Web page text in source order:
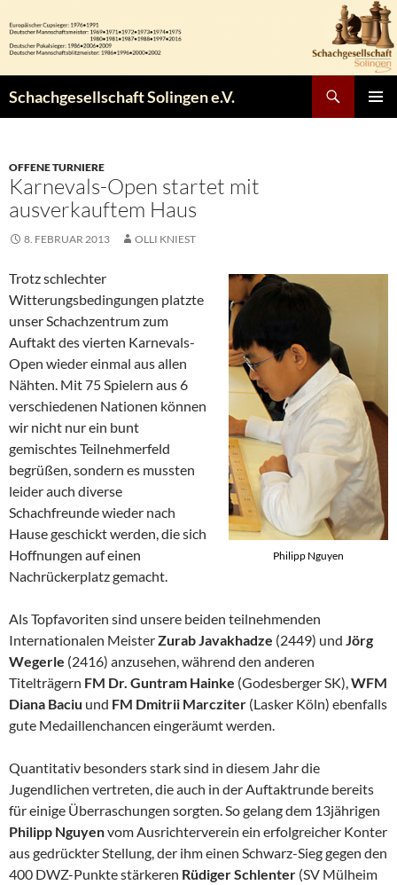
Inhalt
springen
Schachgesellschaft Solingen e.V.
OFFENE TURNIERE
Karnevals-Open startet mit
ausverkauftem Haus
8. FEBRUAR 2013 OLLI KNIEST
Philipp Nguyen
Trotz schlechter
Witterungsbedingungen platzte
unser Schachzentrum zum
Auftakt des vierten Karnevals-
Open wieder einmal aus allen
Nähten. Mit 75 Spielern aus 6
verschiedenen Nationen können
wir nicht nur ein bunt
gemischtes Teilnehmerfeld
begrüßen, sondern es mussten
leider auch diverse
Schachfreunde wieder nach
Hause geschickt werden, die sich
Hoffnungen auf einen
Nachrückerplatz gemacht.
Als Topfavoriten sind unsere beiden teilnehmenden
Internationalen MeisterZurab Javakhadze (2449) und Jörg
Wegerle (2416) anzusehen, während den anderen
Titelträgern FM Dr. Guntram Hainke (Godesberger SK),WFM
Diana Baciu und FM Dmitrii Marcziter (Lasker Köln) ebenfalls
gute Medaillenchancen eingeräumt werden.
Quantitativ besonders stark sind in diesem Jahr die
Jugendlichen vertreten, die auch in der Auftaktrunde bereits
für einige Überraschungen sorgten. So gelang dem 13jährigen
Philipp Nguyenvom Ausrichterverein ein erfolgreicher Konter
aus gedrückter Stellung, der ihm einen Schwarz-Sieg gegen den
400 DWZ-Punkte stärkeren Rüdiger Schlenter (SV Mülheim